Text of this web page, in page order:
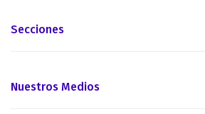
Secciones
Nuestros Medios